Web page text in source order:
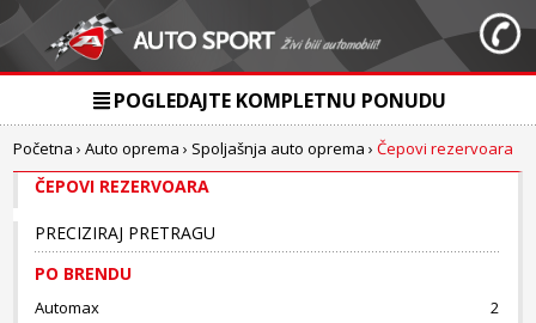
POGLEDAJTE KOMPLETNU PONUDU
Početna ›Auto oprema › Spoljašnja auto oprema ›Čepovi rezervoara
ČEPOVI REZERVOARA
PRECIZIRAJ PRETRAGU
PO BRENDU
Automax
2